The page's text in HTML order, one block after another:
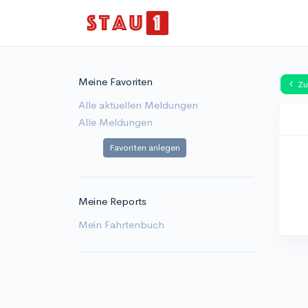
Meine Favoriten
Alle aktuellen Meldungen
Alle Meldungen
Favoriten anlegen
Meine Reports
Mein Fahrtenbuch